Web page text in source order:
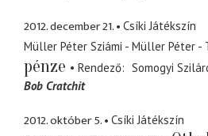
2012. december 21.
Csíki Játékszín
Müller Péter Sziámi - Müller Péter -
pénze
Rendező
Somogyi
Bob Cratchit
2012. október 5.
Csíki Játékszín